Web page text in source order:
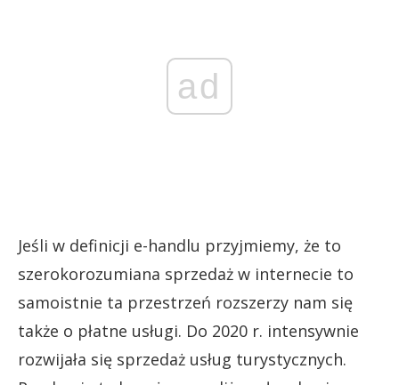
ad
Jeśli w definicji e-handlu przyjmiemy, że to
szerokorozumiana sprzedaż w internecie to
samoistnie ta przestrzeń rozszerzy nam się
także o płatne usługi. Do 2020 r. intensywnie
rozwijała się sprzedaż usług turystycznych.